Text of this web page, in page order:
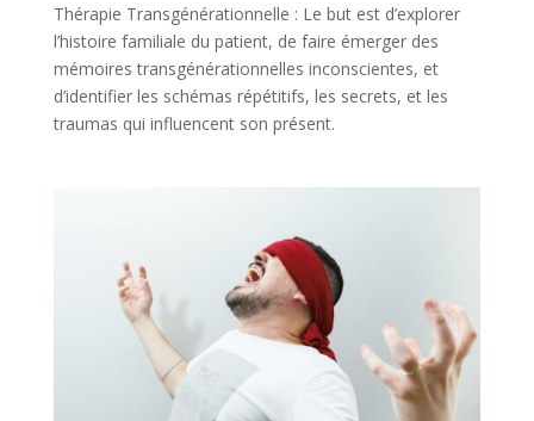
Thérapie Transgénérationnelle : Le but est d’explorer
l’histoire familiale du patient, de faire émerger des
mémoires transgénérationnelles inconscientes, et
d’identifier les schémas répétitifs, les secrets, et les
traumas qui influencent son présent.